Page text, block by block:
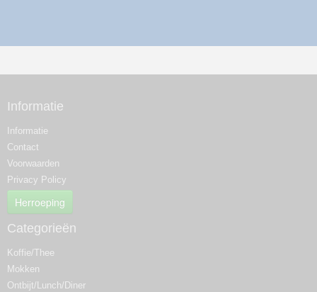
Informatie
Informatie
Contact
Voorwaarden
Privacy Policy
Herroeping
Categorieën
Koffie/Thee
Mokken
Ontbijt/Lunch/Diner